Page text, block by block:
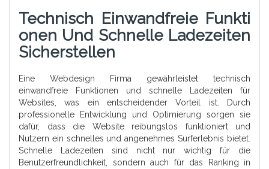
Technisch Einwandfreie Funkti
Onen Und Schnelle Ladezeiten
Sicherstellen
Eine Webdesign Firma gewährleistet technisch
einwandfreie Funktionen und schnelle Ladezeiten für
Websites, was ein entscheidender Vorteil ist. Durch
professionelle Entwicklung und Optimierung sorgen sie
dafür, dass die Website reibungslos funktioniert und
Nutzern ein schnelles und angenehmes Surferlebnis bietet.
Schnelle Ladezeiten sind nicht nur wichtig für die
Benutzerfreundlichkeit, sondern auch für das Ranking in